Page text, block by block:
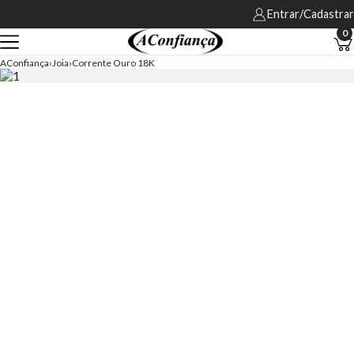
Entrar/Cadastrar
0
AConfiança Joia Corrente Ouro 18K